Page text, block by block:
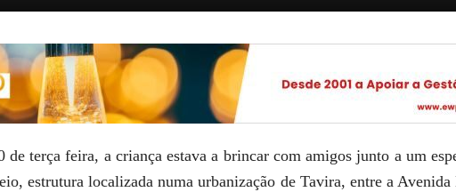
de terça feira, a criança estava a brincar com amigos junto a um
estrutura localizada numa urbanização de Tavira, entre a